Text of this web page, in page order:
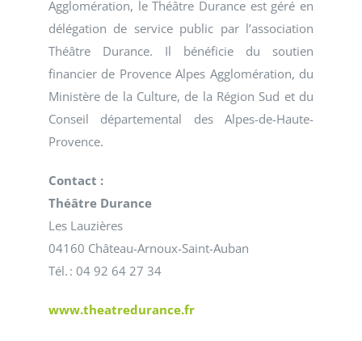
Agglomération, le Théâtre Durance est géré en
délégation de service public par l’association
Théâtre Durance. Il bénéficie du soutien
financier de Provence Alpes Agglomération, du
Ministère de la Culture, de la Région Sud et du
Conseil départemental des Alpes-de-Haute-
Provence.
Contact :
Théâtre Durance
Les Lauzières
04160 Château-Arnoux-Saint-Auban
Tél. : 04 92 64 27 34
www.theatredurance.fr